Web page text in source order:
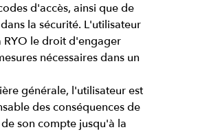
d'accès, ainsi que de
la sécurité. L'utilisateur
RYO le droit d'engager
nécessaires dans un
générale, l'utilisateur est
des conséquences de
son compte jusqu'à la